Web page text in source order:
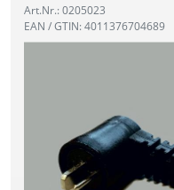
Art.Nr.: 0205023
EAN / GTIN: 4011376704689